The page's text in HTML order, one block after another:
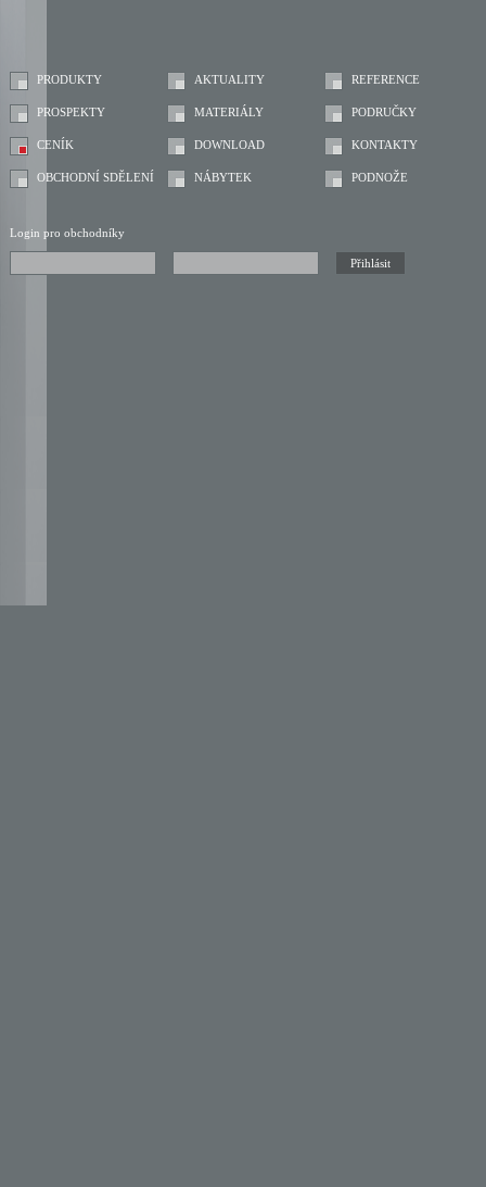
PRODUKTY AKTUALITY REFERENCE
PROSPEKTY MATERIÁLY PODRUČKY
CENÍK DOWNLOAD KONTAKTY
OBCHODNÍ SDĚLENÍ NÁBYTEK PODNOŽE
Login pro obchodníky